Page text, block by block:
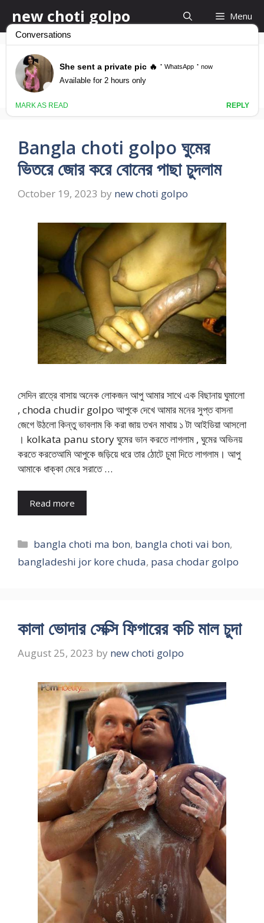
to
content
new choti golpo Menu
pasa chodar golpo
Bangla choti golpo ঘুমের
ভিতরে জোর করে বোনের পাছা চুদলাম
October 19, 2023 by new choti golpo
সেদিন রাত্রে বাসায় অনেক লোকজন আপু আমার সাথে এক বিছানায় ঘুমালো
, choda chudir golpo আপুকে দেখে আমার মনের সুপ্ত বাসনা
জেগে উঠলো কিন্তু ভাবলাম কি করা জায় তখন মাথায় ১ টা আইডিয়া আসলো
। kolkata panu story ঘুমের ভান করতে লাগলাম , ঘুমের অভিনয়
করতে করতেআমি আপুকে জড়িয়ে ধরে তার ঠোটে চুমা দিতে লাগলাম। আপু
আমাকে ধাক্কা মেরে সরাতে …
Read more
Categories
bangla choti ma bon, bangla choti vai bon,
bangladeshi jor kore chuda, pasa chodar golpo
কালা ভোদার সেক্সি ফিগারের কচি মাল চুদা
August 25, 2023 by new choti golpo